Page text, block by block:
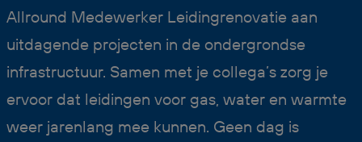
Allround Medewerker Leidingrenovatie aan
uitdagende projecten in de ondergrondse
infrastructuur. Samen met je collega’s zorg je
ervoor dat leidingen voor gas, water en warmte
weer jarenlang mee kunnen. Geen dag is